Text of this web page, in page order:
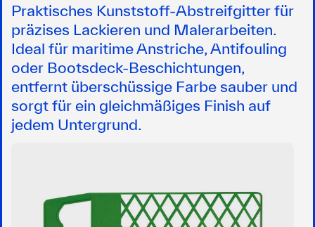
Praktisches Kunststoff-Abstreifgitter für
präzises Lackieren und Malerarbeiten.
Ideal für maritime Anstriche, Antifouling
oder Bootsdeck-Beschichtungen,
entfernt überschüssige Farbe sauber und
sorgt für ein gleichmäßiges Finish auf
jedem Untergrund.